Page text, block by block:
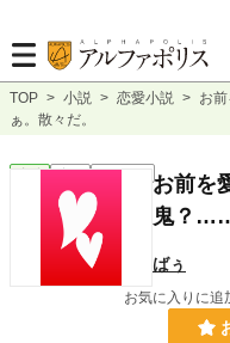
TOP > 小説 > 恋愛小説 > お
ぁ。散々だ。
恋愛 完結 ｼｮｰﾄｼｮｰﾄ
お前を
鬼？……
ばぅ
お気に入りに追